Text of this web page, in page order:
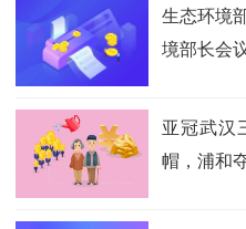
生态环境
境部长会
亚冠武汉
帽，浦和